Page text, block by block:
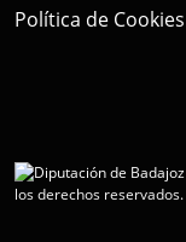
Política de Cookies
los derechos reservados.